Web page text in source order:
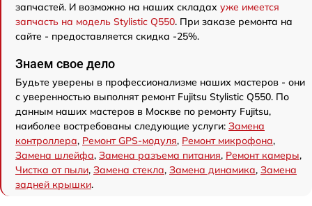
запчастей. И возможно на наших складах уже имеется
запчасть на модель Stylistic Q550. При заказе ремонта на
сайте - предоставляется скидка -25%.
Знаем свое дело
Будьте уверены в профессионализме наших мастеров - они
с уверенностью выполнят ремонт Fujitsu Stylistic Q550. По
данным наших мастеров в Москве по ремонту Fujitsu,
наиболее востребованы следующие услуги: Замена
контроллера, Ремонт GPS-модуля, Ремонт микрофона,
Замена шлейфа, Замена разъема питания, Ремонт камеры,
Чистка от пыли, Замена стекла, Замена динамика, Замена
задней крышки.